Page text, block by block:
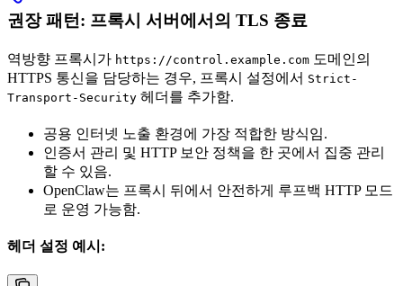
권장 패턴: 프록시 서버에서의 TLS 종료
역방향 프록시가 https://control.example.com 도메인의
HTTPS 통신을 담당하는 경우, 프록시 설정에서 Strict-
Transport-Security 헤더를 추가함.
공용 인터넷 노출 환경에 가장 적합한 방식임.
인증서 관리 및 HTTP 보안 정책을 한 곳에서 집중 관리
할 수 있음.
OpenClaw는 프록시 뒤에서 안전하게 루프백 HTTP 모드
로 운영 가능함.
헤더 설정 예시: